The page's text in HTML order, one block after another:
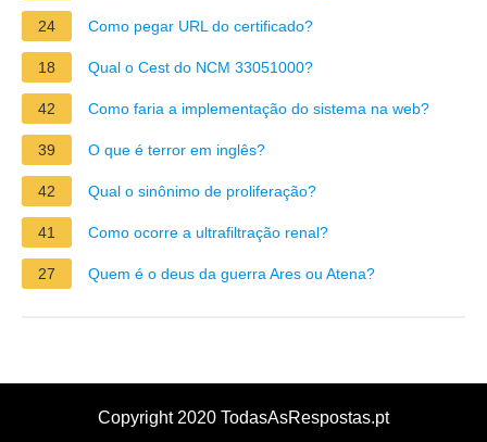
24 Como pegar URL do certificado?
18 Qual o Cest do NCM 33051000?
42 Como faria a implementação do sistema na web?
39 O que é terror em inglês?
42 Qual o sinônimo de proliferação?
41 Como ocorre a ultrafiltração renal?
27 Quem é o deus da guerra Ares ou Atena?
Copyright 2020 TodasAsRespostas.pt